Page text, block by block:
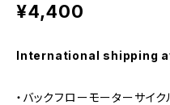
¥4,400
International shipping
・バックフローモーターサイ